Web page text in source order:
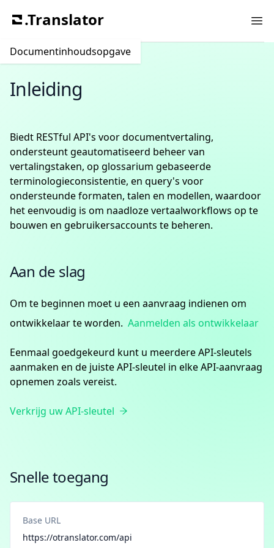
.Translator
Documentinhoudsopgave
Inleiding
Biedt RESTful API's voor documentvertaling,
ondersteunt geautomatiseerd beheer van
vertalingstaken, op glossarium gebaseerde
terminologieconsistentie, en query's voor
ondersteunde formaten, talen en modellen, waardoor
het eenvoudig is om naadloze vertaalworkflows op te
bouwen en gebruikersaccounts te beheren.
Aan de slag
Om te beginnen moet u een aanvraag indienen om
ontwikkelaar te worden. Aanmelden als ontwikkelaar
Eenmaal goedgekeurd kunt u meerdere API-sleutels
aanmaken en de juiste API-sleutel in elke API-aanvraag
opnemen zoals vereist.
Verkrijg uw API-sleutel
Snelle toegang
Base URL
https://otranslator.com/api